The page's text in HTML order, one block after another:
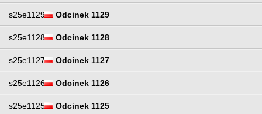
s25e1129 Odcinek 1129
s25e1128 Odcinek 1128
s25e1127 Odcinek 1127
s25e1126 Odcinek 1126
s25e1125 Odcinek 1125